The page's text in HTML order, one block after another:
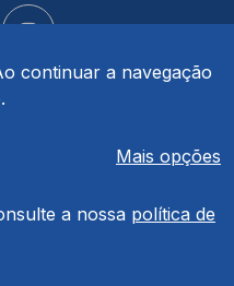
continuar a navegação
Mais opções
a nossa política de
reservados.